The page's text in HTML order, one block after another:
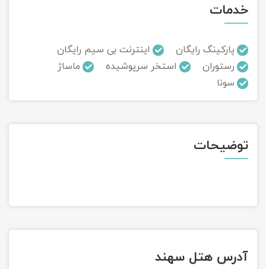
خدمات
پارکینگ رایگان
اینترنت بی سیم رایگان
رستوران
استخر سرپوشیده
ماساژ
سونا
توضیحات
آدرس هتل سهند
تور ماسوله
تور مرداب سراوان
تور گلستان
تور سوباتان
تور ترکمن صحرا